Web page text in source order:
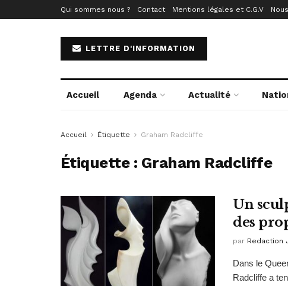
Qui sommes nous ? Contact Mentions légales et C.G.V
LETTRE D'INFORMATION
Accueil Agenda Actualité
Accueil Étiquette Graham Radcliffe
Étiquette : Graham Radcliffe
Un
des
par Redaction
Dans le
Radcliffe a